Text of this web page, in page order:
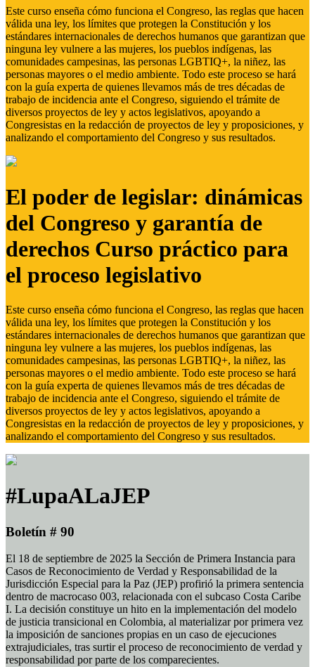
Este curso enseña cómo funciona el Congreso, las reglas que hacen
válida una ley, los límites que protegen la Constitución y los
estándares internacionales de derechos humanos que garantizan que
ninguna ley vulnere a las mujeres, los pueblos indígenas, las
comunidades campesinas, las personas LGBTIQ+, la niñez, las
personas mayores o el medio ambiente. Todo este proceso se hará
con la guía experta de quienes llevamos más de tres décadas de
trabajo de incidencia ante el Congreso, siguiendo el trámite de
diversos proyectos de ley y actos legislativos, apoyando a
Congresistas en la redacción de proyectos de ley y proposiciones, y
analizando el comportamiento del Congreso y sus resultados.
El poder de legislar: dinámicas
del Congreso y garantía de
derechos Curso práctico para
el proceso legislativo
Este curso enseña cómo funciona el Congreso, las reglas que hacen
válida una ley, los límites que protegen la Constitución y los
estándares internacionales de derechos humanos que garantizan que
ninguna ley vulnere a las mujeres, los pueblos indígenas, las
comunidades campesinas, las personas LGBTIQ+, la niñez, las
personas mayores o el medio ambiente. Todo este proceso se hará
con la guía experta de quienes llevamos más de tres décadas de
trabajo de incidencia ante el Congreso, siguiendo el trámite de
diversos proyectos de ley y actos legislativos, apoyando a
Congresistas en la redacción de proyectos de ley y proposiciones, y
analizando el comportamiento del Congreso y sus resultados.
#LupaALaJEP
Boletín # 90
El 18 de septiembre de 2025 la Sección de Primera Instancia para
Casos de Reconocimiento de Verdad y Responsabilidad de la
Jurisdicción Especial para la Paz (JEP) profirió la primera sentencia
dentro de macrocaso 003, relacionada con el subcaso Costa Caribe
I. La decisión constituye un hito en la implementación del modelo
de justicia transicional en Colombia, al materializar por primera vez
la imposición de sanciones propias en un caso de ejecuciones
extrajudiciales, tras surtir el proceso de reconocimiento de verdad y
responsabilidad por parte de los comparecientes.